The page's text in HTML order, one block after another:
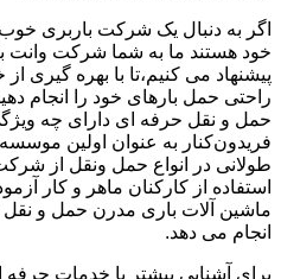
اگر به دنبال یک شرکت باربری
خود هستند ما به شما شرکت وانت
پیشنهاد می کنیم،تا با بهره گیری
راحتی حمل بارهای خود را انجام
حمل و نقل حرفه ای دارای چه
فریدون‌کنار به عنوان اولین
طولانی در انواع حمل ونقل از
استفاده از کارکنان ماهر و کار
ماشین آلات باری مدرن حمل و نقل
انجام می دهد.
برای آشنایی بیشتر با خدمات حرفه